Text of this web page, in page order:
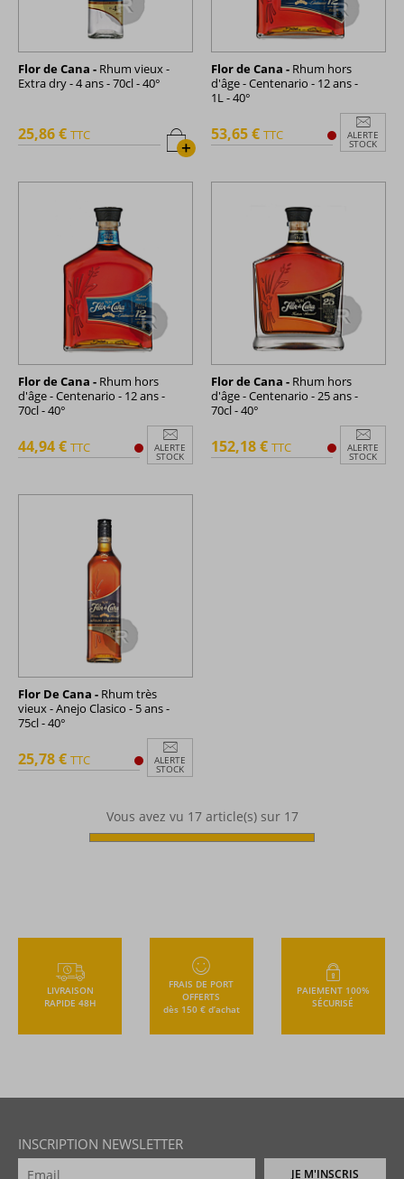
Flor de Cana - Rhum vieux -
Extra dry - 4 ans - 70cl - 40°
+
25,86 € TTC
Flor de Cana - Rhum hors
d'âge - Centenario - 12 ans -
1L - 40°
ALERTE
STOCK
53,65 € TTC
Flor de Cana - Rhum hors
d'âge - Centenario - 12 ans -
70cl - 40°
ALERTE
STOCK
44,94 € TTC
Flor de Cana - Rhum hors
d'âge - Centenario - 25 ans -
70cl - 40°
ALERTE
STOCK
152,18 € TTC
Flor De Cana - Rhum très
vieux - Anejo Clasico - 5 ans -
75cl - 40°
ALERTE
STOCK
25,78 € TTC
Vous avez vu 17article(s) sur 17
LIVRAISON
RAPIDE 48H
FRAIS DE PORT
OFFERTS
dès 150 € d’achat
PAIEMENT 100%
SÉCURISÉ
INSCRIPTION NEWSLETTER
JE M'INSCRIS